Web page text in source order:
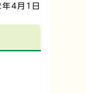
4月1日